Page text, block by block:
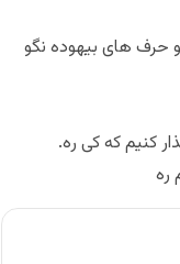
حرف های بیهوده نگو
.خو ای تصمیم ره بهتر خاد بود که به خدا واگذار کنیم که کی ره
ره